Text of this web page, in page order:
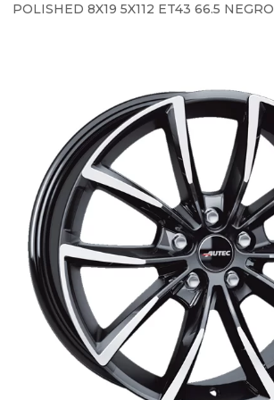
POLISHED 8X19 5X112 ET43 66.5 NEGRO